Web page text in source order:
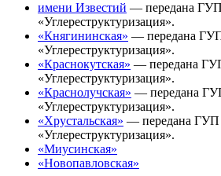
имени Известий — передана
«Углереструктуризация».
«Княгининская» — передана
«Углереструктуризация».
«Краснокутская» — передана
«Углереструктуризация».
«Краснолучская» — передана
«Углереструктуризация».
«Хрустальская» — передана
«Углереструктуризация».
«Миусинская»
«Новопавловская»